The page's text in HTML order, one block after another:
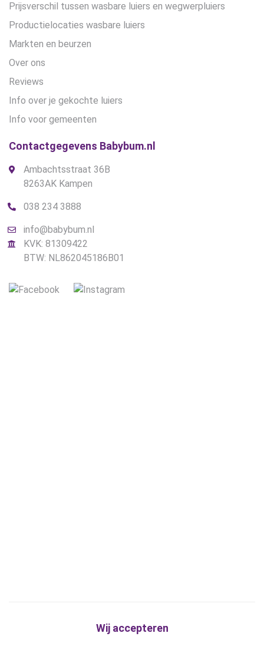
Prijsverschil tussen wasbare luiers en wegwerpluiers
Productielocaties wasbare luiers
Markten en beurzen
Over ons
Reviews
Info over je gekochte luiers
Info voor gemeenten
Contactgegevens Babybum.nl
Ambachtsstraat 36B
8263AK Kampen
038 234 3888
info@babybum.nl
KVK: 81309422
BTW: NL862045186B01
Wij accepteren